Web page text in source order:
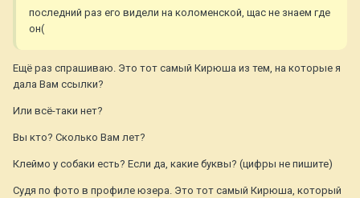
последний раз его видели на коломенской, щас не знаем где
он(
Ещё раз спрашиваю. Это тот самый Кирюша из тем, на которые я
дала Вам ссылки?
Или всё-таки нет?
Вы кто? Сколько Вам лет?
Клеймо у собаки есть? Если да, какие буквы? (цифры не пишите)
Судя по фото в профиле юзера. Это тот самый Кирюша, который